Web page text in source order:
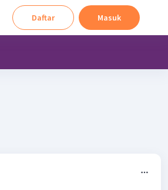
Daftar Masuk